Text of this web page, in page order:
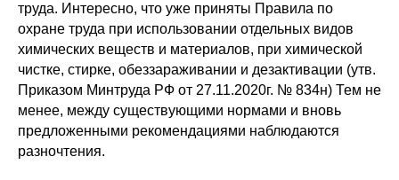
труда. Интересно, что уже приняты Правила по
охране труда при использовании отдельных видов
химических веществ и материалов, при химической
чистке, стирке, обеззараживании и дезактивации (утв.
Приказом Минтруда РФ от 27.11.2020г. № 834н) Тем не
менее, между существующими нормами и вновь
предложенными рекомендациями наблюдаются
разночтения.